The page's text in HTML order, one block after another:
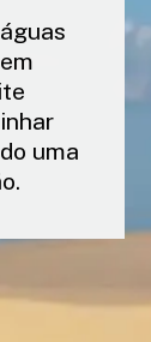
uma